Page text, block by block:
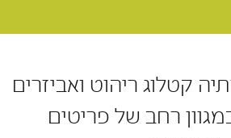
קטלוג ריהוט ואביזרים
רחב של פריטים